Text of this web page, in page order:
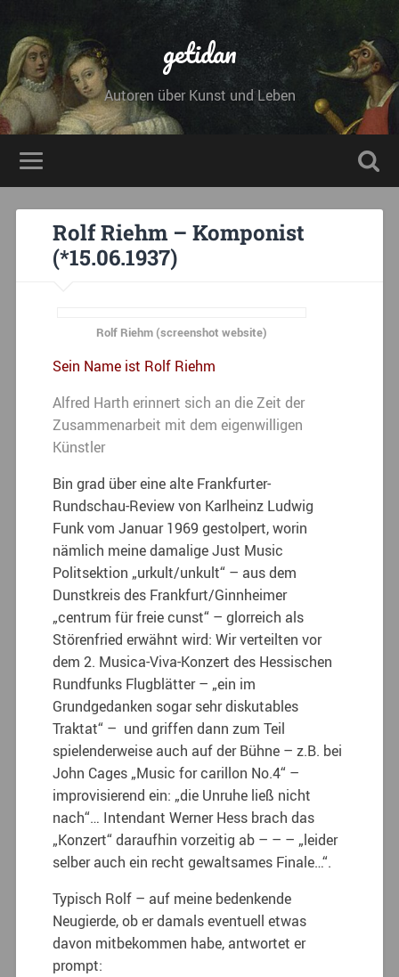
getidan
Autoren über Kunst und Leben
Rolf Riehm – Komponist
(*15.06.1937)
Rolf Riehm (screenshot website)
Sein Name ist Rolf Riehm
Alfred Harth erinnert sich an die Zeit der
Zusammenarbeit mit dem eigenwilligen
Künstler
Bin grad über eine alte Frankfurter-
Rundschau-Review von Karlheinz Ludwig
Funk vom Januar 1969 gestolpert, worin
nämlich meine damalige Just Music
Politsektion „urkult/unkult“ – aus dem
Dunstkreis des Frankfurt/Ginnheimer
„centrum für freie cunst“ – glorreich als
Störenfried erwähnt wird: Wir verteilten vor
dem 2. Musica-Viva-Konzert des Hessischen
Rundfunks Flugblätter – „ein im
Grundgedanken sogar sehr diskutables
Traktat“ – und griffen dann zum Teil
spielenderweise auch auf der Bühne – z.B. bei
John Cages „Music for carillon No.4“ –
improvisierend ein: „die Unruhe ließ nicht
nach“… Intendant Werner Hess brach das
„Konzert“ daraufhin vorzeitig ab – – – „leider
selber auch ein recht gewaltsames Finale…“.
Typisch Rolf – auf meine bedenkende
Neugierde, ob er damals eventuell etwas
davon mitbekommen habe, antwortet er
prompt: